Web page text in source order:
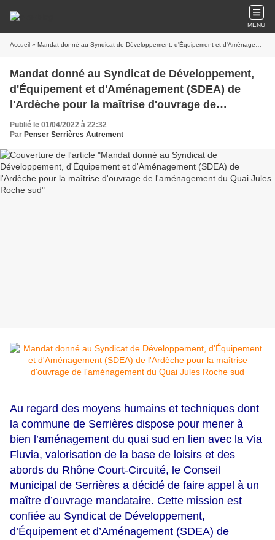
MENU
Accueil » Mandat donné au Syndicat de Développement, d'Équipement et d'Aménagement (SDEA) de l'Ardèche pour la maîtrise d'ouvrage de l'aménagement du Quai Jules Roche sud
Mandat donné au Syndicat de Développement,
d'Équipement et d'Aménagement (SDEA) de
l'Ardèche pour la maîtrise d'ouvrage de
l'aménagement du Quai Jules Roche sud
Publié le 01/04/2022 à 22:32
Par Penser Serrières Autrement
Au regard des moyens humains et techniques dont
la commune de Serrières dispose pour mener à
bien l’aménagement du quai sud en lien avec la Via
Fluvia, valorisation de la base de loisirs et des
abords du Rhône Court-Circuité, le Conseil
Municipal de Serrières a décidé de faire appel à un
maître d’ouvrage mandataire. Cette mission est
confiée au Syndicat de Développement,
d’Équipement et d’Aménagement (SDEA) de